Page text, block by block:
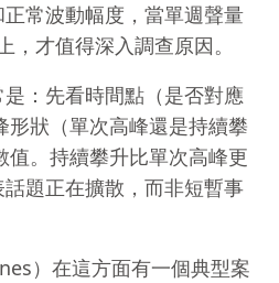
常波動幅度，當單週聲量
，才值得深入調查原因。
：先看時間點（是否對應
狀（單次高峰還是持續攀
。持續攀升比單次高峰更
題正在擴散，而非短暫事
）在這方面有一個典型案